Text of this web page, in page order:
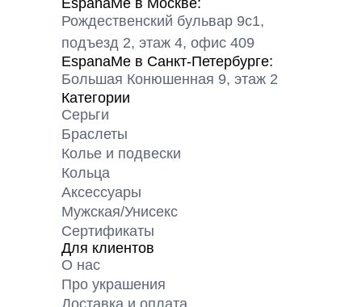
EspanaMe в Москве:
Рождественский бульвар 9с1,
подъезд 2, этаж 4, офис 409
EspanaMe в Санкт-Петербурге:
Большая Конюшенная 9, этаж 2
Категории
Серьги
Браслеты
Колье и подвески
Кольца
Аксессуары
Мужская/Унисекс
Сертификаты
Для клиентов
О нас
Про украшения